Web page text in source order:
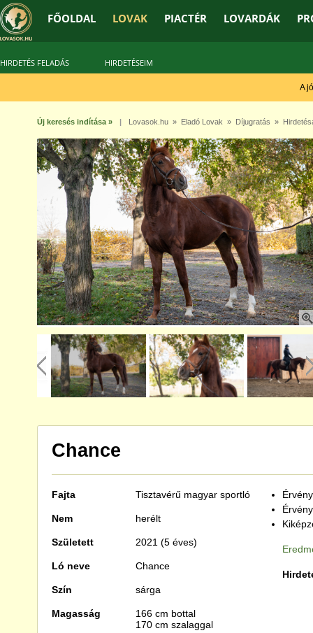
FŐOLDAL LOVAK PIACTÉR LOVARDÁK
HIRDETÉS FELADÁS HIRDETÉSEIM
A jó
Új keresés indítása » | Lovasok.hu» Eladó Lovak » Díjugratás »
Chance
Fajta Tisztavérű magyar sportló
Nem herélt
Született 2021 (5 éves)
Ló neve Chance
Szín sárga
Magasság
166 cm bottal
170 cm szalaggal